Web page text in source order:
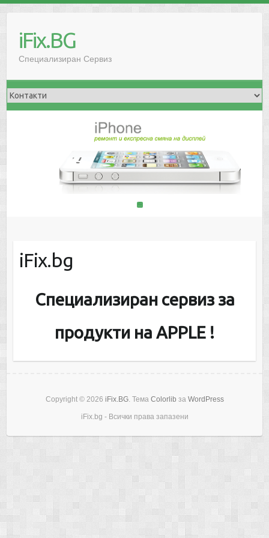
iFix.BG
Специализиран Сервиз
2
iFix.bg
Специализиран сервиз за
продукти на APPLE !
Copyright © 2026 iFix.BG. Тема Colorlib за WordPress
iFix.bg - Всички права запазени